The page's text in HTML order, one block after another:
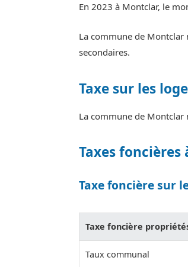
En 2023 à Montclar, le
La commune de Montclar
secondaires.
Taxe sur les
La commune de Montclar
Taxes
Taxe foncière sur
Taxe foncière
Taux communal